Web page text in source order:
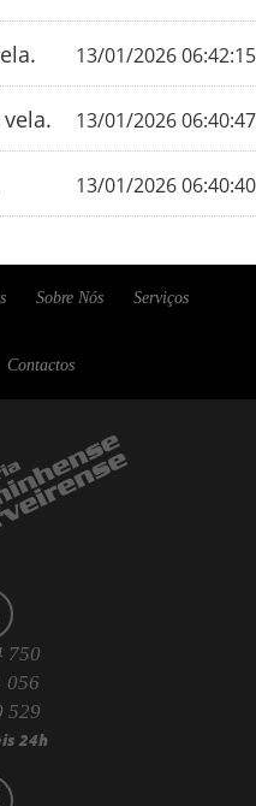
13/01/2026 06:42:15
13/01/2026 06:40:47
13/01/2026 06:40:40
Sobre Nós Serviços
Contactos
750
056
529
24h